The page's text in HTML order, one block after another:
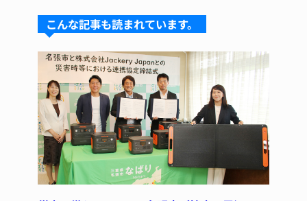
s
k
y
a
d
s
e
b
o
o
k
e
st
こんな記事も読まれています。